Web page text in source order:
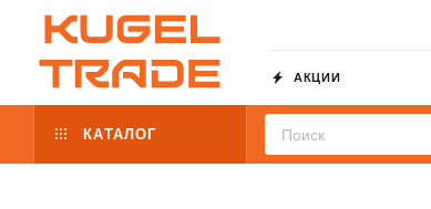
АКЦИИ
КАТАЛОГ